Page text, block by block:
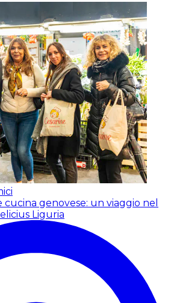
genovese: un viaggio nel
Liguria